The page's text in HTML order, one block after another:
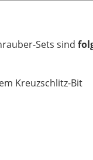
Sets sind
Kreuzschlitz-Bit